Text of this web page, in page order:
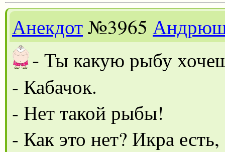
Анекдот№3965
- Ты какую рыбу
- Кабачок.
- Нет такой рыбы!
- Как это нет? Икра